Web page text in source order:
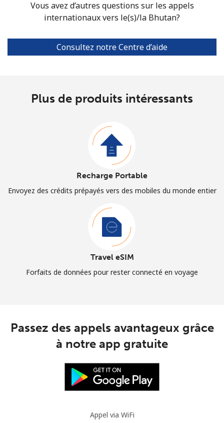
Vous avez d’autres questions sur les appels
internationaux vers le(s)/la Bhutan?
Consultez notre Centre d’aide
Plus de produits intéressants
Recharge Portable
Envoyez des crédits prépayés vers des mobiles du monde entier
Travel eSIM
Forfaits de données pour rester connecté en voyage
Passez des appels avantageux grâce
à notre app gratuite
Appel via WiFi